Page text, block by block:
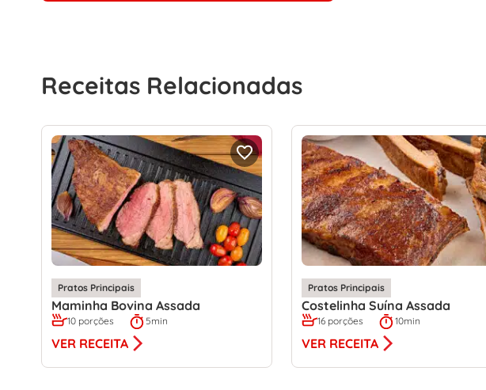
Receitas Relacionadas
Pratos Principais
Maminha Bovina Assada
10 porções 5min
VER RECEITA
Pratos Principais
Costelinha Suína Assada
16 porções 10min
VER RECEITA